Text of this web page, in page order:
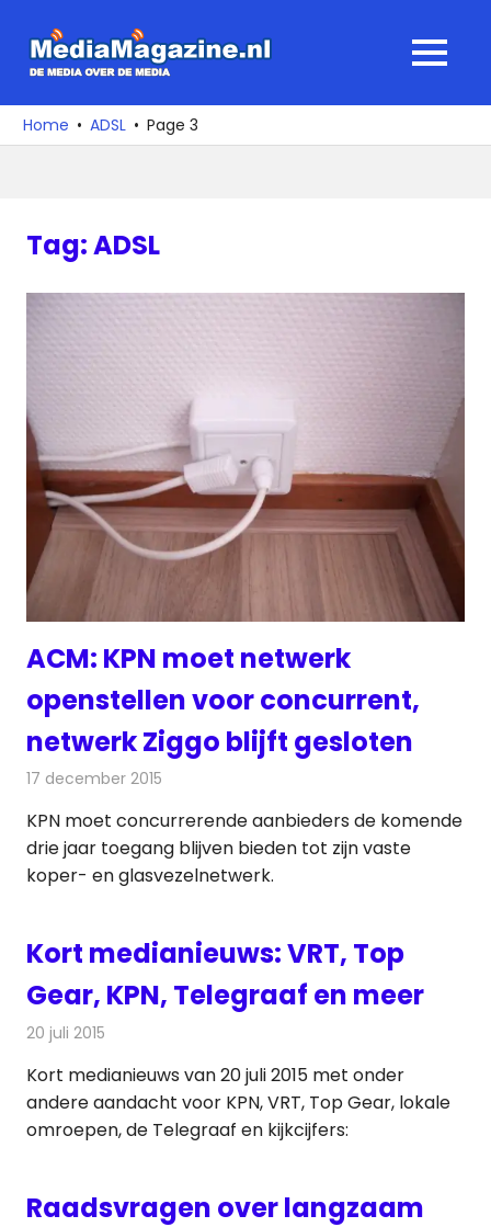
naar
media
over
MENU
Home ADSL Page 3
Tag:ADSL
ACM: KPN moet netwerk
openstellen voor concurrent,
netwerk Ziggo blijft gesloten
17 december 2015
KPN moet concurrerende aanbieders de komende
drie jaar toegang blijven bieden tot zijn vaste
koper- en glasvezelnetwerk.
Kort medianieuws: VRT, Top
Gear, KPN, Telegraaf en meer
20 juli 2015
Kort medianieuws van 20 juli 2015 met onder
andere aandacht voor KPN, VRT, Top Gear, lokale
omroepen, de Telegraaf en kijkcijfers:
Raadsvragen over langzaam